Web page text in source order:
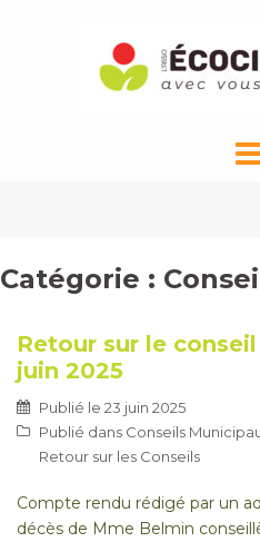
Catégorie :
Retour sur le
juin 2025
Publié le 23 juin 2025
Publié dans Conseils
Retour sur les Conseils
Compte rendu rédigé par un
décès de Mme Belmin